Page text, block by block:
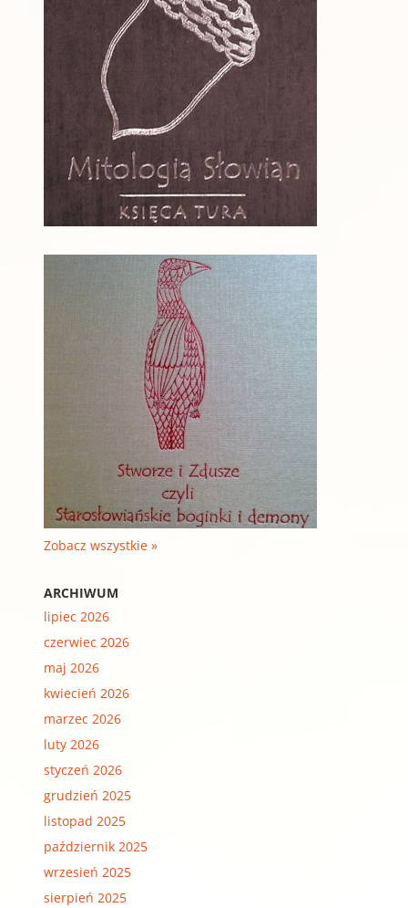
Zobacz wszystkie »
ARCHIWUM
lipiec 2026
czerwiec 2026
maj 2026
kwiecień 2026
marzec 2026
luty 2026
styczeń 2026
grudzień 2025
listopad 2025
październik 2025
wrzesień 2025
sierpień 2025